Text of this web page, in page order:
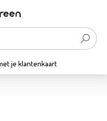
van België